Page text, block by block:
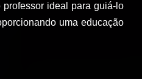
ideal para guiá-lo
uma educação